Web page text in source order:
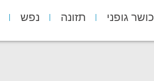
כושר גופני תזונה נפש